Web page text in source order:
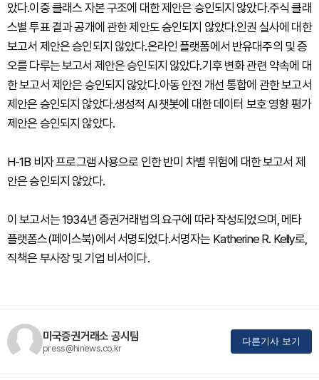
았다.이중 클래스 자본 구조에 대한 제안은 승인되지 않았다.주식 클래
스별 투표 결과 공개에 관한 제안도 승인되지 않았다.인권 실사에 대한
보고서 제안은 승인되지 않았다.온라인 플랫폼에서 반유대주의 및 증
오를 다루는 보고서 제안은 승인되지 않았다.기후 변화 관련 약속에 대
한 보고서 제안은 승인되지 않았다.아동 안전 개선 통합에 관한 보고서
제안은 승인되지 않았다.생성적 AI 챗봇에 대한 데이터 보호 영향 평가
제안은 승인되지 않았다.
H-1B 비자 프로그램 사용으로 인한 반미 차별 위험에 대한 보고서 제
안은 승인되지 않았다.
이 보고서는 1934년 증권거래법의 요구에 따라 작성되었으며, 메타
플랫폼스(페이스북)에서 서명되었다.서명자는 Katherine R. Kelly로,
직책은 부사장 및 기업 비서이다.
미국증권거래소 공시팀
press@hinews.co.kr
다른기사 보기